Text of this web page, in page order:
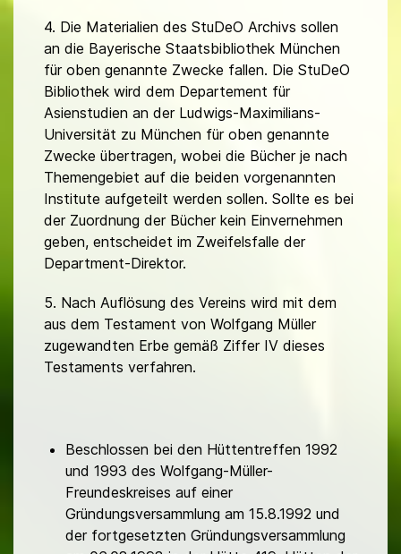
4. Die Materialien des StuDeO Archivs sollen
an die Bayerische Staatsbibliothek München
für oben genannte Zwecke fallen. Die StuDeO
Bibliothek wird dem Departement für
Asienstudien an der Ludwigs-Maximilians-
Universität zu München für oben genannte
Zwecke übertragen, wobei die Bücher je nach
Themengebiet auf die beiden vorgenannten
Institute aufgeteilt werden sollen. Sollte es bei
der Zuordnung der Bücher kein Einvernehmen
geben, entscheidet im Zweifelsfalle der
Department-Direktor.
5. Nach Auflösung des Vereins wird mit dem
aus dem Testament von Wolfgang Müller
zugewandten Erbe gemäß Ziffer IV dieses
Testaments verfahren.
Beschlossen bei den Hüttentreffen 1992
und 1993 des Wolfgang-Müller-
Freundeskreises auf einer
Gründungsversammlung am 15.8.1992 und
der fortgesetzten Gründungsversammlung